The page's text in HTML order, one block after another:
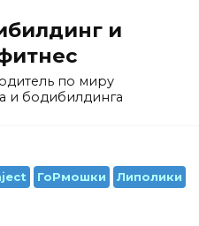
и
по миру
и бодибилдинга
ГоРмошки Липолики